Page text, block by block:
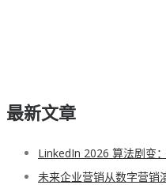
最新文章
LinkedIn 2026 算法剧变
未来企业营销从数字营销